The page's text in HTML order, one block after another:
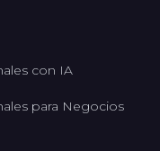
con IA
para Negocios